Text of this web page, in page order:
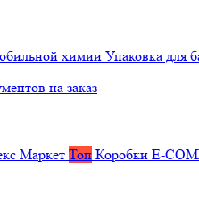
химии Упаковка для
на заказ
Маркет Топ Коробки E-